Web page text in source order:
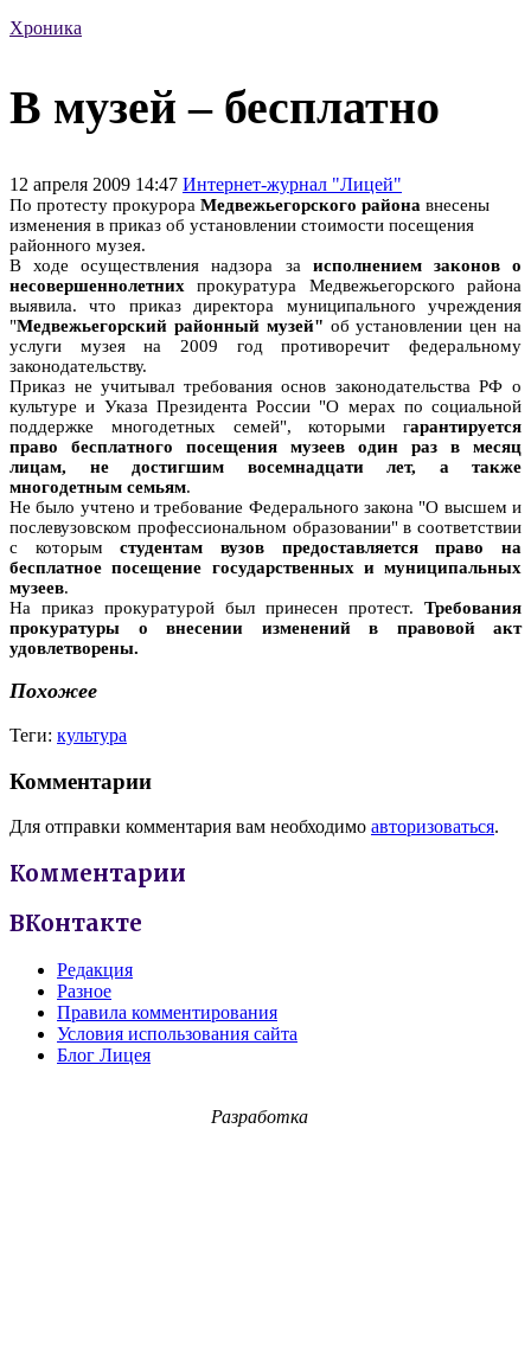
Хроника
В музей – бесплатно
12 апреля 2009 14:47 Интернет-журнал "Лицей"
По протесту прокурора Медвежьегорского района внесены
изменения в приказ об установлении стоимости посещения
районного музея.
В ходе осуществления надзора за исполнением законов о
несовершеннолетних прокуратура Медвежьегорского района
выявила. что приказ директора муниципального учреждения
"Медвежьегорский районный музей" об установлении цен на
услуги музея на 2009 год противоречит федеральному
законодательству.
Приказ не учитывал требования основ законодательства РФ о
культуре и Указа Президента России "О мерах по социальной
поддержке многодетных семей", которыми гарантируется
право бесплатного посещения музеев один раз в месяц
лицам, не достигшим восемнадцати лет, а также
многодетным семьям.
Не было учтено и требование Федерального закона "О высшем и
послевузовском профессиональном образовании" в соответствии
с которым студентам вузов предоставляется право на
бесплатное посещение государственных и муниципальных
музеев.
На приказ прокуратурой был принесен протест. Требования
прокуратуры о внесении изменений в правовой акт
удовлетворены.
Похожее
Теги: культура
Комментарии
Для отправки комментария вам необходимо авторизоваться.
Комментарии
ВКонтакте
Редакция
Разное
Правила комментирования
Условия использования сайта
Блог Лицея
Разработка